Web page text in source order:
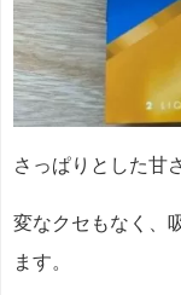
さっぱりとした甘
変なクセもなく、
ます。